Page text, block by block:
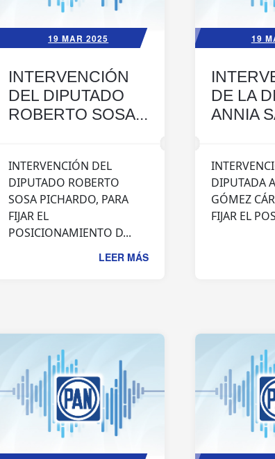
19 MAR 2025
INTERVENCIÓN
DEL DIPUTADO
ROBERTO SOSA...
INTERVENCIÓN DEL
DIPUTADO ROBERTO
SOSA PICHARDO, PARA
FIJAR EL
POSICIONAMIENTO D...
LEER MÁS
19
DE LA
ANNIA
DIPUTADA
GÓMEZ
FIJAR EL